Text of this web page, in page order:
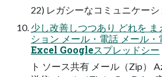
22) レガシーなコミュニケーシ
少し改善しつつあり どれを
ション メール・電話 メール
Excel Googleスプレッドシー
ト ソース共有 メール（Zip）